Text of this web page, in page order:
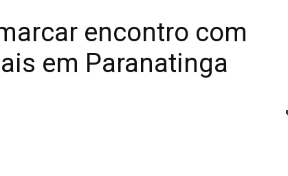
encontro com
em Paranatinga